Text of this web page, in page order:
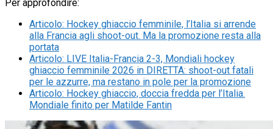
Per approfondire:
Articolo: Hockey ghiaccio femminile, l’Italia si arrende
alla Francia agli shoot-out. Ma la promozione resta alla
portata
Articolo: LIVE Italia-Francia 2-3, Mondiali hockey
ghiaccio femminile 2026 in DIRETTA: shoot-out fatali
per le azzurre, ma restano in pole per la promozione
Articolo: Hockey ghiaccio, doccia fredda per l’Italia.
Mondiale finito per Matilde Fantin